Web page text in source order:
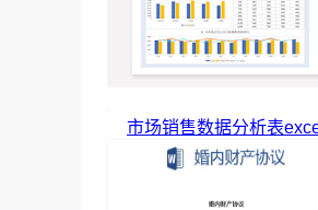
市场销售数据分析表